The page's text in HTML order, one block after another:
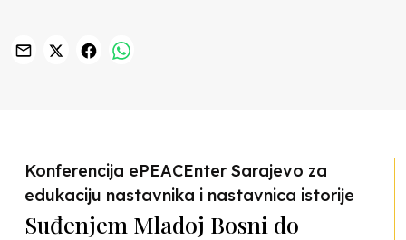
Konferencija ePEACEnter Sarajevo za
edukaciju nastavnika i nastavnica istorije
Suđenjem Mladoj Bosni do